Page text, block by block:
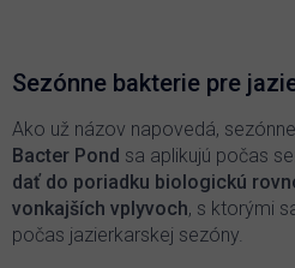
d
a
c
e
p
r
Sezónne bakterie pre
Ako už názov napovedá,
Bacter Pond sa aplikujú počas
dať do poriadku biologickú
vonkajších vplyvoch, s ktorými
počas jazierkarskej sezóny.